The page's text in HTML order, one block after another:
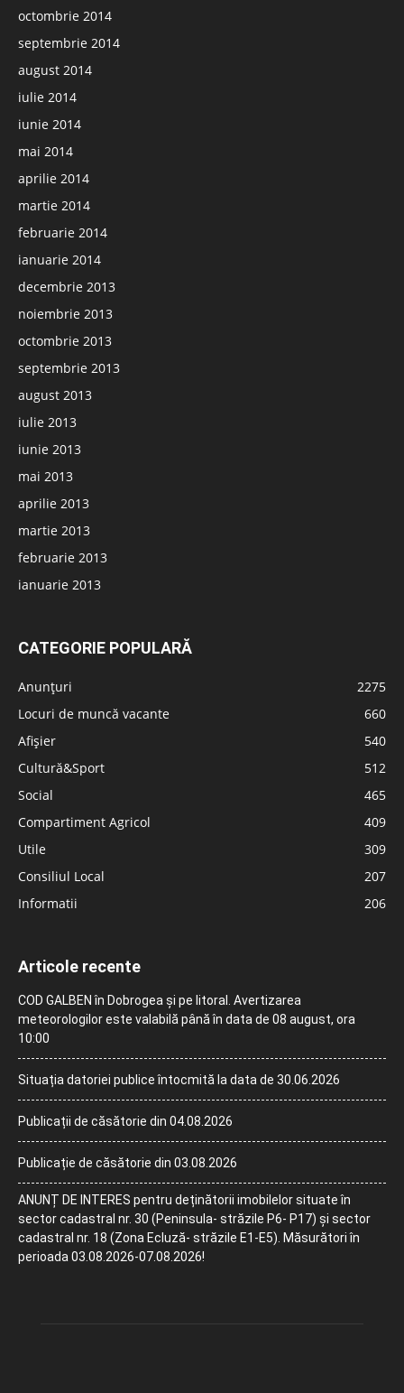
octombrie 2014
septembrie 2014
august 2014
iulie 2014
iunie 2014
mai 2014
aprilie 2014
martie 2014
februarie 2014
ianuarie 2014
decembrie 2013
noiembrie 2013
octombrie 2013
septembrie 2013
august 2013
iulie 2013
iunie 2013
mai 2013
aprilie 2013
martie 2013
februarie 2013
ianuarie 2013
CATEGORIE POPULARĂ
Anunțuri
2275
Locuri de muncă vacante
660
Afișier
540
Cultură&Sport
512
Social
465
Compartiment Agricol
409
Utile
309
Consiliul Local
207
Informatii
206
Articole recente
COD GALBEN în Dobrogea și pe litoral. Avertizarea
meteorologilor este valabilă până în data de 08 august, ora
10:00
Situația datoriei publice întocmită la data de 30.06.2026
Publicații de căsătorie din 04.08.2026
Publicație de căsătorie din 03.08.2026
ANUNȚ DE INTERES pentru deținătorii imobilelor situate în
sector cadastral nr. 30 (Peninsula- străzile P6- P17) și sector
cadastral nr. 18 (Zona Ecluză- străzile E1-E5). Măsurători în
perioada 03.08.2026-07.08.2026!